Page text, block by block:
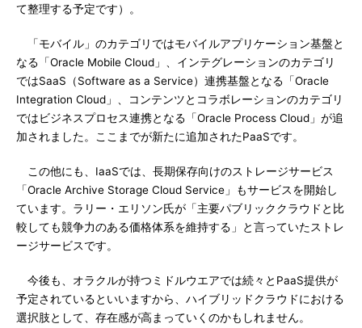
て整理する予定です）。
「モバイル」のカテゴリではモバイルアプリケーション基盤と
なる「Oracle Mobile Cloud」、インテグレーションのカテゴリ
ではSaaS（Software as a Service）連携基盤となる「Oracle
Integration Cloud」、コンテンツとコラボレーションのカテゴリ
ではビジネスプロセス連携となる「Oracle Process Cloud」が追
加されました。ここまでが新たに追加されたPaaSです。
この他にも、IaaSでは、長期保存向けのストレージサービス
「Oracle Archive Storage Cloud Service」もサービスを開始し
ています。ラリー・エリソン氏が「主要パブリッククラウドと比
較しても競争力のある価格体系を維持する」と言っていたストレ
ージサービスです。
今後も、オラクルが持つミドルウエアでは続々とPaaS提供が
予定されているといいますから、ハイブリッドクラウドにおける
選択肢として、存在感が高まっていくのかもしれません。